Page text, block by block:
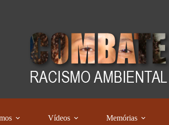
Vídeos Memórias